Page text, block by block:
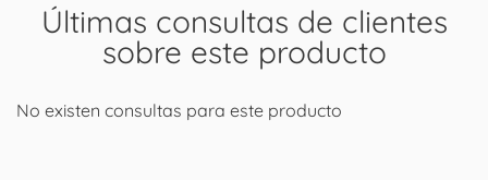
Últimas consultas de clientes
sobre este producto
No existen consultas para este producto